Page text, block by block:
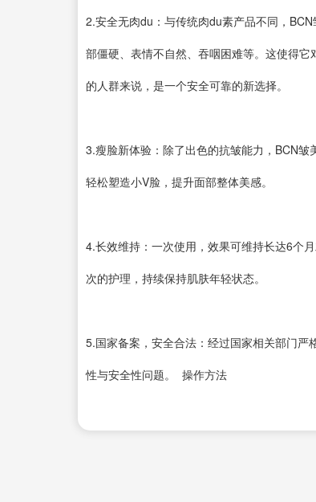
2.安全无肉du：与传统肉du素产品不同，
部僵硬、表情不自然、吞咽困难等。这使得
的人群来说，是一个安全可靠的新选择。
3.瘦脸新体验：除了出色的抗皱能力，BCN皱
轻松塑造小V脸，提升面部整体美感。
4.长效维持：一次使用，效果可维持长达6个
次的护理，持续保持肌肤年轻状态。
5.国家备案，安全合法：经过国家相关部门
性与安全性问题。 操作方法